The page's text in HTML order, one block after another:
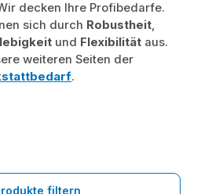
decken Ihre Profibedarfe.
sich durch Robustheit,
und Flexibilität aus.
weiteren Seiten der
.
filtern